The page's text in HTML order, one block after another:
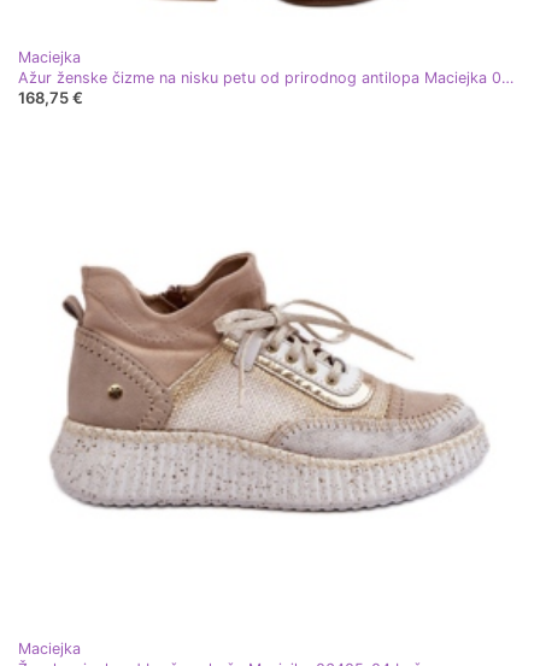
Maciejka
Ažur ženske čizme na nisku petu od prirodnog antilopa Maciejka 06467-04 bež
168,75 €
Maciejka